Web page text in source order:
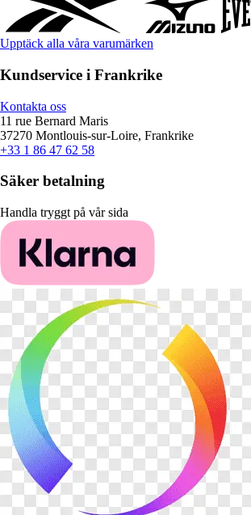
Upptäck alla våra varumärken
Kundservice i Frankrike
Kontakta oss
11 rue Bernard Maris
37270 Montlouis-sur-Loire, Frankrike
+33 1 86 47 62 58
Säker betalning
Handla tryggt på vår sida